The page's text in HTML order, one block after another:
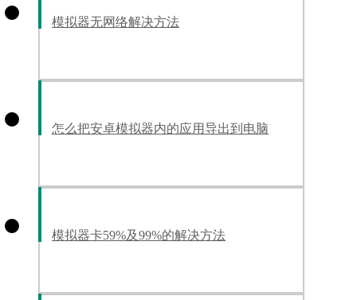
模拟器无网络解决方法
怎么把安卓模拟器内的应用导出到电脑
模拟器卡59%及99%的解决方法